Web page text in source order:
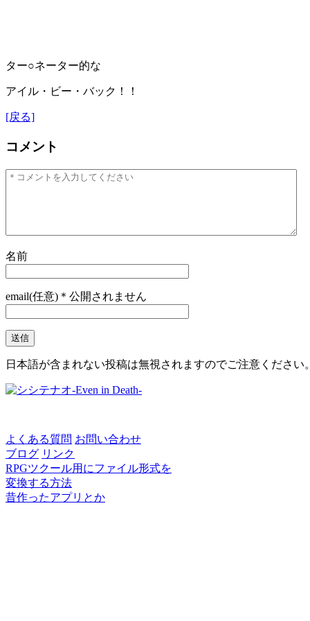
ター○ネーター的な
アイル・ビー・バック！！
[戻る]
コメント
名前
email(任意)＊公開されません
日本語が含まれない投稿は無視されますのでご注意ください
よくある質問 お問い合わせ
ブログ リンク
RPGツクール用にファイル形式を
変換する方法
昔作ったアプリとか